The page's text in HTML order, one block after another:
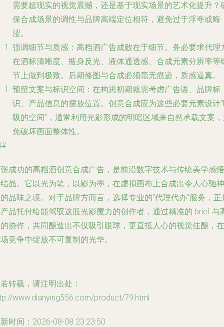
需要超现实的视觉震撼，还是基于现实场景的艺术化提升？
保合成场景的调性与品牌高端定位相符，避免过于浮夸或晦
涩。
强调细节与质感 ：高档酒广告成败在于细节。务必要求代理
在酒标清晰度、瓶身反光、液体通透感、合成元素分辨率等
节上做到极致。后期修图与合成必须毫无痕迹，质感逼真。
预留文案与标识空间 ：在构思初期就需考虑广告语、品牌标
识、产品信息的摆放位置。创意合成应为这些必要元素设计
吸的空间”，通常利用光影形成的明暗区域来自然承载文案
免破坏画面整体性。
成功的高档酒创意合成广告，是前沿数字技术与传统美学感悟
晶。它以光为笔，以影为墨，在虚拟画布上合成出令人心驰神
品味之境。对于品牌方而言，选择专业的“代理代办”服务，正
品托付给能驾驭这股光影魔力的创作者，通过精准的 brief 与
协作，共同酿造出不仅吸引眼球，更直抵人心的视觉佳酿，在
竞争中绽放不可复制的光华。
转载，请注明出处：
www.dianying556.com/product/79.html
时间：2026-08-08 23:23:50